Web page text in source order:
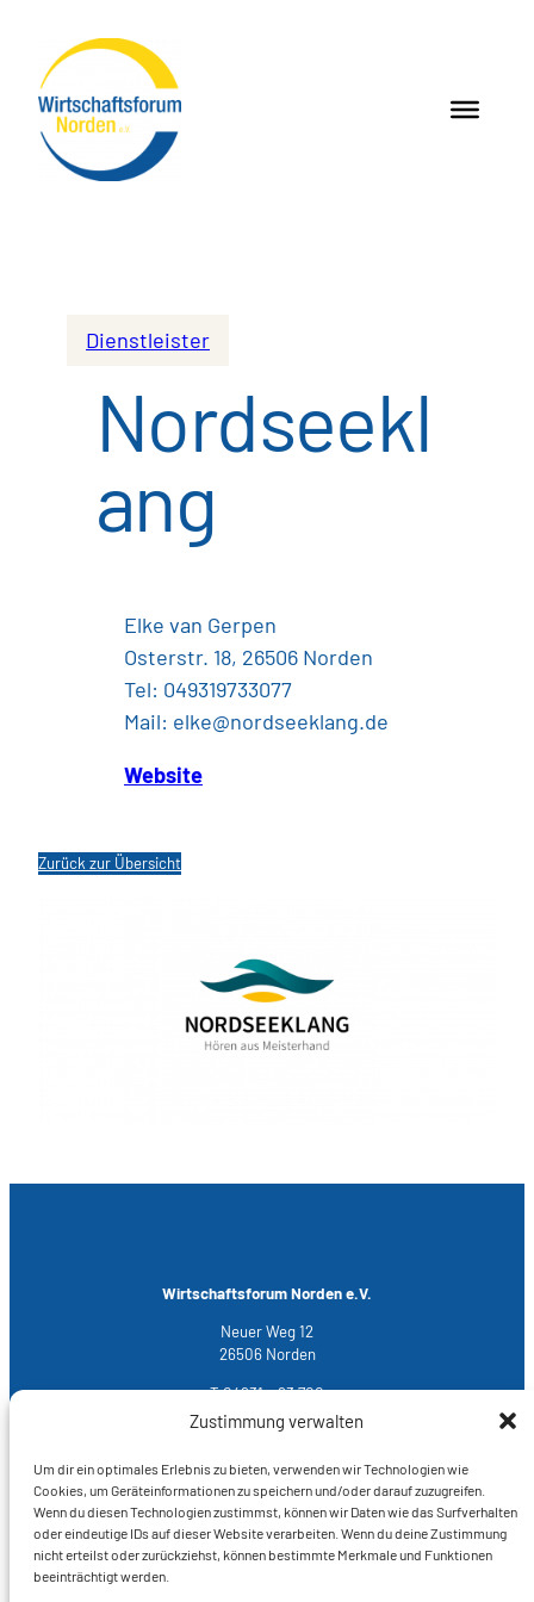
Zustimmung verwalten
Um dir ein optimales Erlebnis zu bieten, verwenden wir Technologien wie
Cookies, um Geräteinformationen zu speichern und/oder darauf zuzugreifen.
Wenn du diesen Technologien zustimmst, können wir Daten wie das Surfverhalten
oder eindeutige IDs auf dieser Website verarbeiten. Wenn du deine Zustimmung
nicht erteilst oder zurückziehst, können bestimmte Merkmale und Funktionen
beeinträchtigt werden.
Dienstleister
Nordseekl
ang
Elke van Gerpen
Osterstr. 18, 26506 Norden
Tel: 049319733077
Mail: elke@nordseeklang.de
Website
Zurück zur Übersicht
Wirtschaftsforum Norden e.V.
Neuer Weg 12
26506 Norden
T 04931 – 93 700
Minfo@wfn-norden.de
Rechtliches
Impressum
Datenschutz